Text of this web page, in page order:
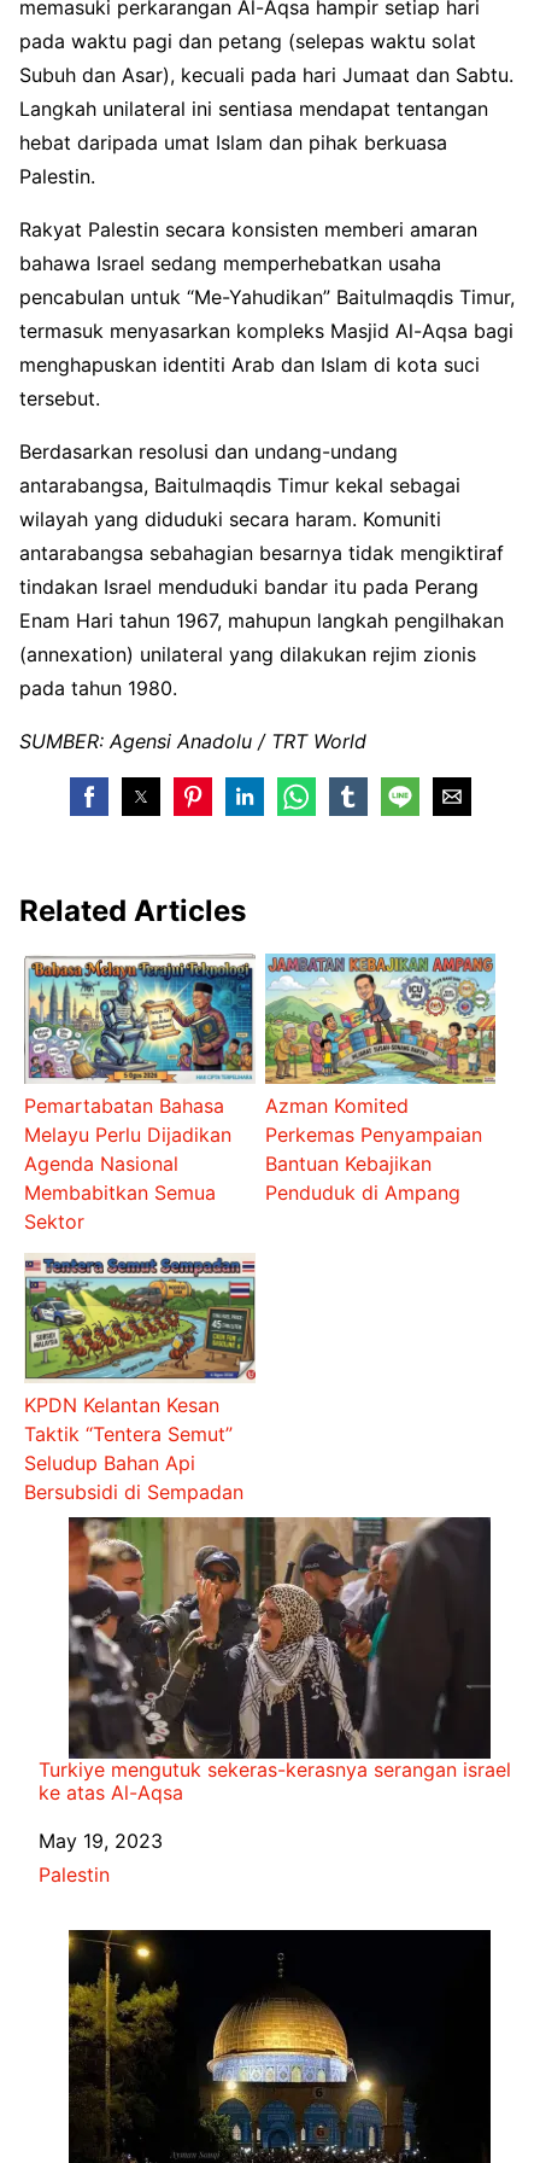
memasuki perkarangan Al-Aqsa hampir setiap hari
pada waktu pagi dan petang (selepas waktu solat
Subuh dan Asar), kecuali pada hari Jumaat dan Sabtu.
Langkah unilateral ini sentiasa mendapat tentangan
hebat daripada umat Islam dan pihak berkuasa
Palestin.
Rakyat Palestin secara konsisten memberi amaran
bahawa Israel sedang memperhebatkan usaha
pencabulan untuk “Me-Yahudikan” Baitulmaqdis Timur,
termasuk menyasarkan kompleks Masjid Al-Aqsa bagi
menghapuskan identiti Arab dan Islam di kota suci
tersebut.
Berdasarkan resolusi dan undang-undang
antarabangsa, Baitulmaqdis Timur kekal sebagai
wilayah yang diduduki secara haram. Komuniti
antarabangsa sebahagian besarnya tidak mengiktiraf
tindakan Israel menduduki bandar itu pada Perang
Enam Hari tahun 1967, mahupun langkah pengilhakan
(annexation) unilateral yang dilakukan rejim zionis
pada tahun 1980.
SUMBER: Agensi Anadolu / TRT World
Related Articles
Pemartabatan Bahasa
Melayu Perlu Dijadikan
Agenda Nasional
Membabitkan Semua
Sektor
Azman Komited
Perkemas Penyampaian
Bantuan Kebajikan
Penduduk di Ampang
KPDN Kelantan Kesan
Taktik “Tentera Semut”
Seludup Bahan Api
Bersubsidi di Sempadan
Turkiye mengutuk sekeras-kerasnya serangan israel
ke atas Al-Aqsa
Date
May 19, 2023
In relation to
Palestin